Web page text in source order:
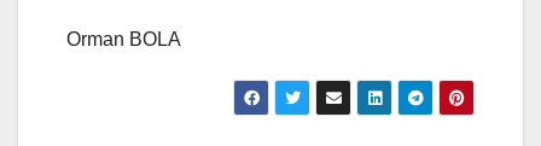
Orman BOLA